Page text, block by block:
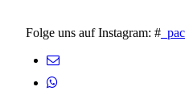
Folge uns auf Instagram: #